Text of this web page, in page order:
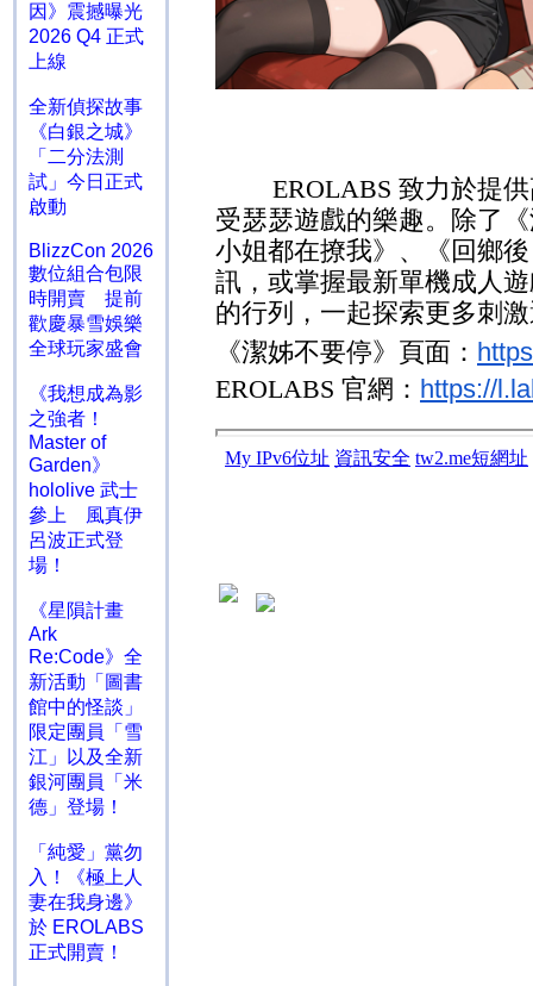
因》震撼曝光
2026 Q4 正式
上線
全新偵探故事
《白銀之城》
「二分法測
試」今日正式
啟動
BlizzCon 2026
數位組合包限
時開賣 提前
歡慶暴雪娛樂
全球玩家盛會
《我想成為影
之強者！
Master of
Garden》
hololive 武士
參上 風真伊
呂波正式登
場！
《星隕計畫
Ark
Re:Code》全
新活動「圖書
館中的怪談」
限定團員「雪
江」以及全新
銀河團員「米
德」登場！
「純愛」黨勿
入！《極上人
妻在我身邊》
於 EROLABS
正式開賣！
EROLABS 致力於提
受瑟瑟遊戲的樂趣。除了《
小姐都在撩我》、《回鄉
訊，或掌握最新單機成人
的行列，一起探索更多刺
《潔姊不要停》頁面：
EROLABS 官網： https://